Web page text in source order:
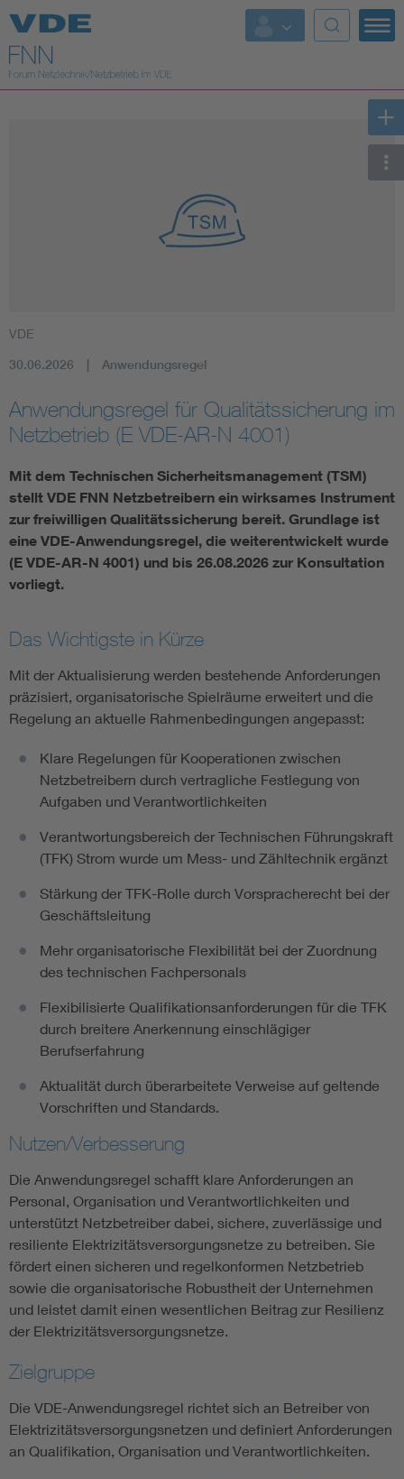
Top Themen
Fokusthemen
Vom Netz zum System
Digitalisierung und Metering
Versorgungsqualität Stromnetze
Umwelt- und Naturschutz
Regelsetzung
VDE
30.06.2026 Anwendungsregel
Anwendungsregel für Qualitätssicherung im
Netzbetrieb (E VDE-AR-N 4001)
Mit dem Technischen Sicherheitsmanagement (TSM)
stellt VDE FNN Netzbetreibern ein wirksames Instrument
zur freiwilligen Qualitätssicherung bereit. Grundlage ist
eine VDE-Anwendungsregel, die weiterentwickelt wurde
(E VDE-AR-N 4001) und bis 26.08.2026 zur Konsultation
vorliegt.
Das Wichtigste in Kürze
Mit der Aktualisierung werden bestehende Anforderungen
präzisiert, organisatorische Spielräume erweitert und die
Regelung an aktuelle Rahmenbedingungen angepasst:
Klare Regelungen für Kooperationen zwischen
Netzbetreibern durch vertragliche Festlegung von
Aufgaben und Verantwortlichkeiten
Verantwortungsbereich der Technischen Führungskraft
(TFK) Strom wurde um Mess- und Zähltechnik ergänzt
Stärkung der TFK-Rolle durch Vorspracherecht bei der
Geschäftsleitung
Mehr organisatorische Flexibilität bei der Zuordnung
des technischen Fachpersonals
Flexibilisierte Qualifikationsanforderungen für die TFK
durch breitere Anerkennung einschlägiger
Berufserfahrung
Aktualität durch überarbeitete Verweise auf geltende
Vorschriften und Standards.
Nutzen/Verbesserung
Die Anwendungsregel schafft klare Anforderungen an
Personal, Organisation und Verantwortlichkeiten und
unterstützt Netzbetreiber dabei, sichere, zuverlässige und
resiliente Elektrizitätsversorgungsnetze zu betreiben. Sie
fördert einen sicheren und regelkonformen Netzbetrieb
sowie die organisatorische Robustheit der Unternehmen
und leistet damit einen wesentlichen Beitrag zur Resilienz
der Elektrizitätsversorgungsnetze.
Zielgruppe
Die VDE-Anwendungsregel richtet sich an Betreiber von
Elektrizitätsversorgungsnetzen und definiert Anforderungen
an Qualifikation, Organisation und Verantwortlichkeiten.